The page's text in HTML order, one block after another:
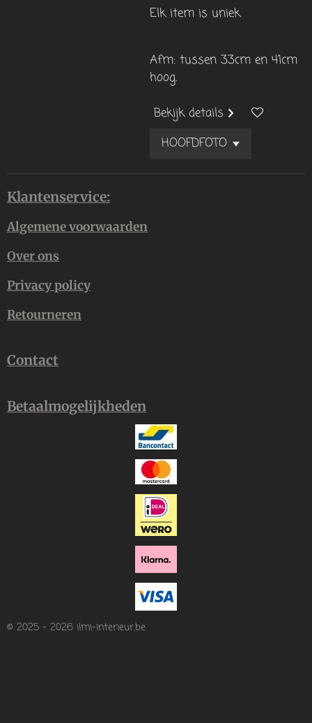
Elk item is uniek
Afm: tussen 33cm en 41cm
hoog.
Bekijk details
Klantenservice:
Algemene voorwaarden
Over ons
Privacy policy
Retourneren
Contact
Betaalmogelijkheden
© 2025 - 2026 ilmi-interieur.be